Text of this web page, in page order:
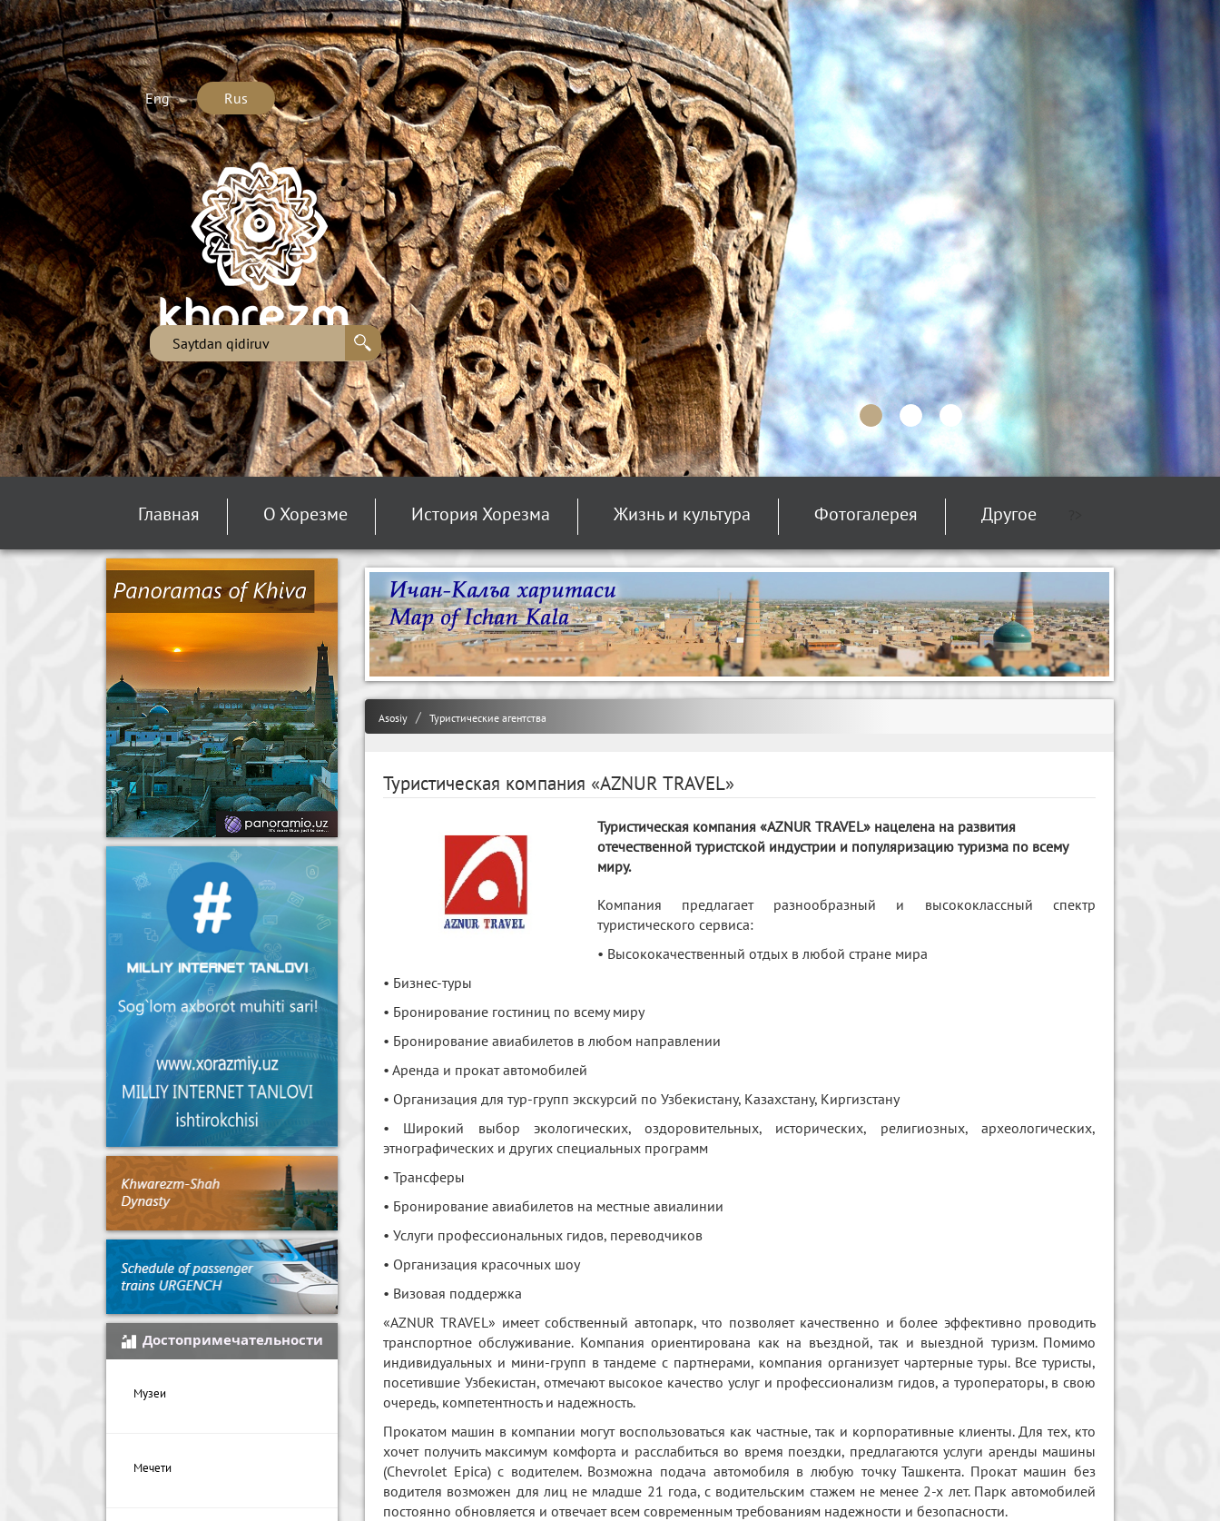
Eng Rus
Главная О Хорезме История Хорезма Жизнь и культура Фотогалерея Другое
Достопримечательности
Музеи
Мечети
Asosiy Туристические агентства
Туристическая компания «AZNUR TRAVEL»
Туристическая компания «AZNUR TRAVEL» нацелена на развития
отечественной туристской индустрии и популяризацию туризма по всему
миру.
Компания предлагает разнообразный и высококлассный спектр
туристического сервиса:
• Высококачественный отдых в любой стране мира
• Бизнес-туры
• Бронирование гостиниц по всему миру
• Бронирование авиабилетов в любом направлении
• Аренда и прокат автомобилей
• Организация для тур-групп экскурсий по Узбекистану, Казахстану, Киргизстану
• Широкий выбор экологических, оздоровительных, исторических, религиозных, археологических,
этнографических и других специальных программ
• Трансферы
• Бронирование авиабилетов на местные авиалинии
• Услуги профессиональных гидов, переводчиков
• Организация красочных шоу
• Визовая поддержка
«AZNUR TRAVEL» имеет собственный автопарк, что позволяет качественно и более эффективно проводить
транспортное обслуживание. Компания ориентирована как на въездной, так и выездной туризм. Помимо
индивидуальных и мини-групп в тандеме с партнерами, компания организует чартерные туры. Все туристы,
посетившие Узбекистан, отмечают высокое качество услуг и профессионализм гидов, а туроператоры, в свою
очередь, компетентность и надежность.
Прокатом машин в компании могут воспользоваться как частные, так и корпоративные клиенты. Для тех, кто
хочет получить максимум комфорта и расслабиться во время поездки, предлагаются услуги аренды машины
(Chevrolet Epica) с водителем. Возможна подача автомобиля в любую точку Ташкента. Прокат машин без
водителя возможен для лиц не младше 21 года, с водительским стажем не менее 2-х лет. Парк автомобилей
постоянно обновляется и отвечает всем современным требованиям надежности и безопасности.